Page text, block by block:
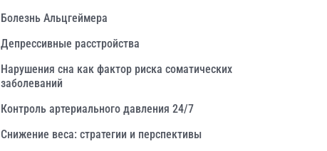
Болезнь Альцгеймера
Депрессивные расстройства
Нарушения сна как фактор риска соматических
заболеваний
Контроль артериального давления 24/7
Снижение веса: стратегии и перспективы